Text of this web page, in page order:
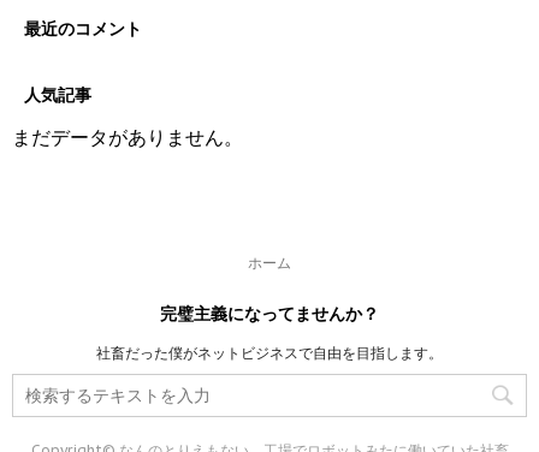
最近のコメント
人気記事
まだデータがありません。
ホーム
完璧主義になってませんか？
社畜だった僕がネットビジネスで自由を目指します。